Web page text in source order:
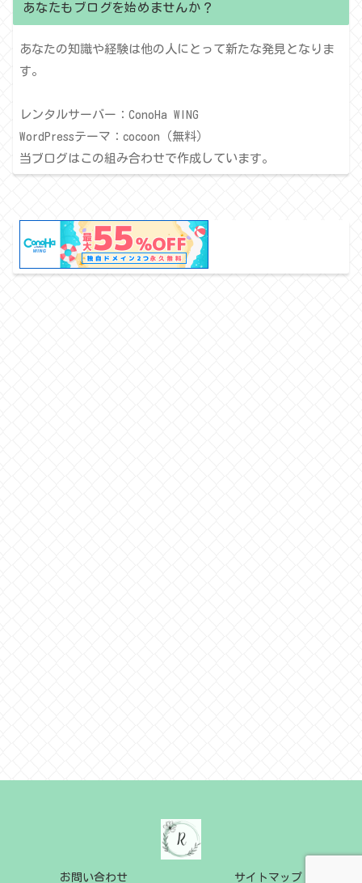
あなたもブログを始めませんか？
あなたの知識や経験は他の人にとって新たな発見となりま
す。
レンタルサーバー：ConoHa WING
WordPressテーマ：cocoon（無料）
当ブログはこの組み合わせで作成しています。
お問い合わせ サイトマップ